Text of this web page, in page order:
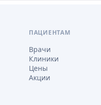
ПАЦИЕНТАМ
Врачи
Клиники
Цены
Акции